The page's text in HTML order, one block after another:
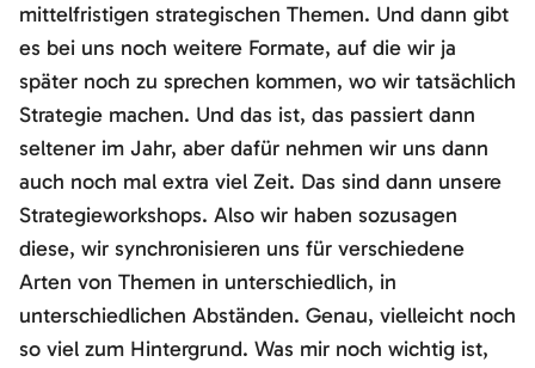
mittelfristigen strategischen Themen. Und dann gibt
es bei uns noch weitere Formate, auf die wir ja
später noch zu sprechen kommen, wo wir tatsächlich
Strategie machen. Und das ist, das passiert dann
seltener im Jahr, aber dafür nehmen wir uns dann
auch noch mal extra viel Zeit. Das sind dann unsere
Strategieworkshops. Also wir haben sozusagen
diese, wir synchronisieren uns für verschiedene
Arten von Themen in unterschiedlich, in
unterschiedlichen Abständen. Genau, vielleicht noch
so viel zum Hintergrund. Was mir noch wichtig ist,